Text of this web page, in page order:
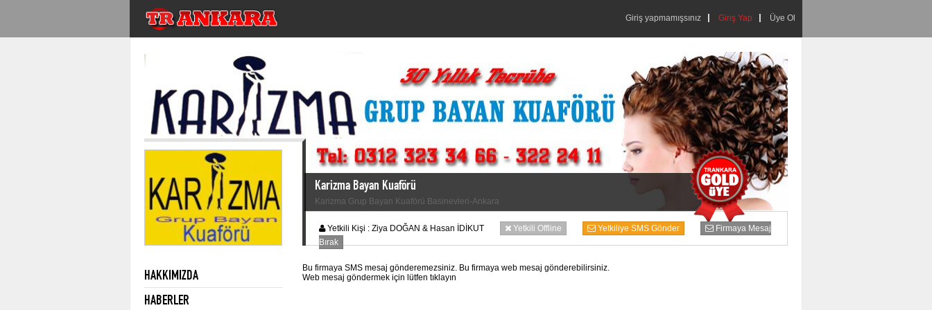
Üye Ol
Giriş Yap
Giriş yapmamışsınız
Karizma Bayan Kuaförü
Karizma Grup Bayan Kuaförü Basinevleri-Ankara
Yetkili Kişi : Ziya DOĞAN & Hasan İDİKUT Yetkili Offline Yetkiliye SMS Gönder
Firmaya Mesaj
Bırak
HAKKIMIZDA
HABERLER
Bu firmaya SMS mesaj gönderemezsiniz. Bu firmaya web mesaj gönderebilirsiniz.
Web mesaj göndermek için lütfen tıklayın